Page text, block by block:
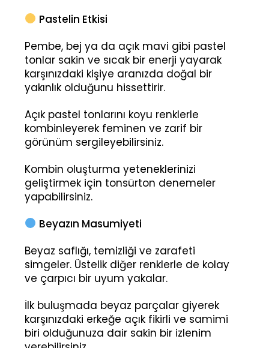
Pastelin Etkisi
Pembe, bej ya da açık mavi gibi pastel
tonlar sakin ve sıcak bir enerji yayarak
karşınızdaki kişiye aranızda doğal bir
yakınlık olduğunu hissettirir.
Açık pastel tonlarını koyu renklerle
kombinleyerek feminen ve zarif bir
görünüm sergileyebilirsiniz.
Kombin oluşturma yeteneklerinizi
geliştirmek için tonsürton denemeler
yapabilirsiniz.
Beyazın Masumiyeti
Beyaz saflığı, temizliği ve zarafeti
simgeler. Üstelik diğer renklerle de kolay
ve çarpıcı bir uyum yakalar.
İlk buluşmada beyaz parçalar giyerek
karşınızdaki erkeğe açık fikirli ve samimi
biri olduğunuza dair sakin bir izlenim